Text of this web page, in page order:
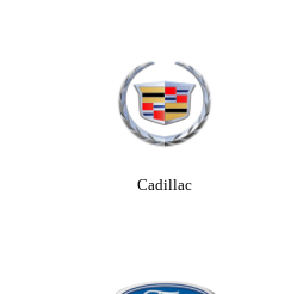
Cadillac